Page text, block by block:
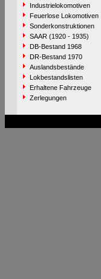
Industrielokomotiven
Feuerlose Lokomotiven
Sonderkonstruktionen
SAAR (1920 - 1935)
DB-Bestand 1968
DR-Bestand 1970
Auslandsbestände
Lokbestandslisten
Erhaltene Fahrzeuge
Zerlegungen